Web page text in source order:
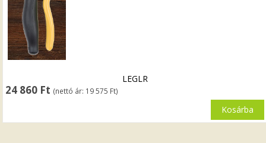
24 860 Ft (nettó ár: 19 575 Ft)
LEGLR
Kosárba